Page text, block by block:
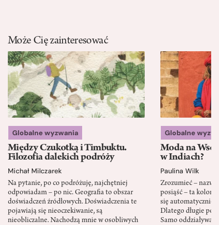
Może Cię zainteresować
Globalne wyzwania
Między Czukotką i Timbuktu.
Filozofia dalekich podróży
Michał Milczarek
Na pytanie, po co podróżuję, najchętniej
odpowiadam – po nic. Geografia to obszar
doświadczeń źródłowych. Doświadczenia te
pojawiają się nieoczekiwanie, są
nieobliczalne. Nachodzą mnie w osobliwych
Globalne
Moda na
w Indiach?
Paulina Wilk
Zrozumieć –
posiąść – ta
się automatycznie,
Dlatego długie
Samo